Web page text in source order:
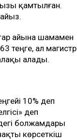
қамтылған.
айына шамамен
теңге, ал магистр
алады.
10% деп
деп
болжамдары
көрсеткіш